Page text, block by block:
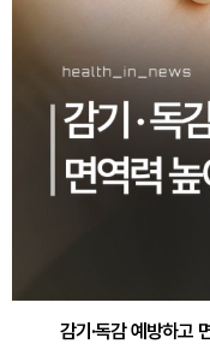
감기·독감 예방하고